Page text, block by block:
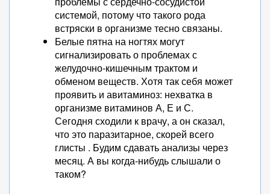
системой, потому что такого рода
встряски в организме тесно связаны.
Белые пятна на ногтях могут
сигнализировать о проблемах с
желудочно-кишечным трактом и
обменом веществ. Хотя так себя может
проявить и авитаминоз: нехватка в
организме витаминов А, Е и С.
Сегодня сходили к врачу, а он сказал,
что это паразитарное, скорей всего
глисты . Будим сдавать анализы через
месяц. А вы когда-нибудь слышали о
таком?